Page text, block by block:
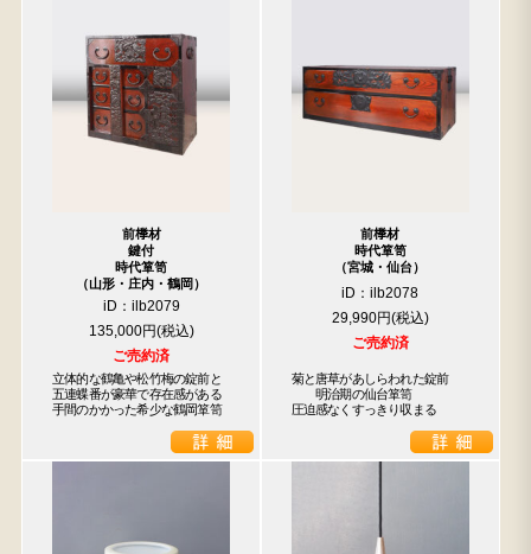
前﨔材
鍵付
時代箪笥
（山形・庄内・鶴岡）
iD：ilb2079
135,000円
ご売約済
立体的な鶴亀や松竹梅の錠前と
五連蝶番が豪華で存在感がある
手間のかかった希少な鶴岡箪笥
前﨔材
時代箪笥
（宮城・仙台）
iD：ilb2078
29,990円
ご売約済
菊と唐草があしらわれた錠前
明治期の仙台箪笥
圧迫感なくすっきり収まる
人気の検索キーワード